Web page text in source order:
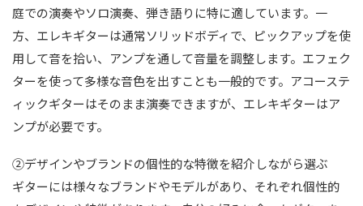
庭での演奏やソロ演奏、弾き語りに特に適しています。一
方、エレキギターは通常ソリッドボディで、ピックアップを使
用して音を拾い、アンプを通して音量を調整します。エフェク
ターを使って多様な音色を出すことも一般的です。アコーステ
ィックギターはそのまま演奏できますが、エレキギターはア
ンプが必要です。
②デザインやブランドの個性的な特徴を紹介しながら選ぶ
ギターには様々なブランドやモデルがあり、それぞれ個性的